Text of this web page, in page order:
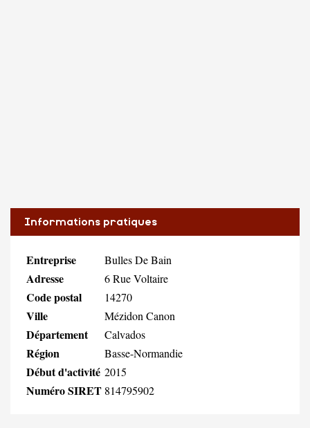
Informations pratiques
Entreprise Bulles De Bain
Adresse 6 Rue Voltaire
Code postal 14270
Ville Mézidon Canon
Département Calvados
Région Basse-Normandie
Début d'activité 2015
Numéro SIRET 814795902